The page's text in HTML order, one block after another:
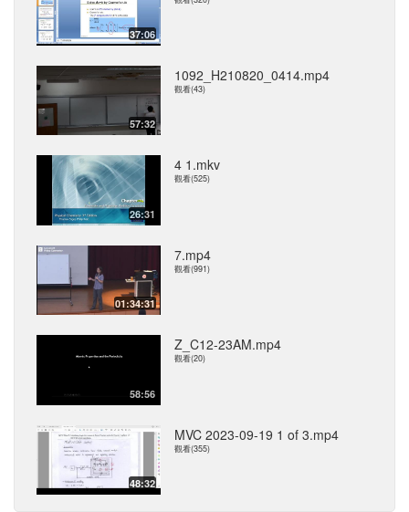
37:06
57:32
1092_H210820_0414.mp4
觀看(43)
26:31
4 1.mkv
觀看(525)
01:34:31
7.mp4
觀看(991)
58:56
Z_C12-23AM.mp4
觀看(20)
48:32
MVC 2023-09-19 1 of 3.mp4
觀看(355)